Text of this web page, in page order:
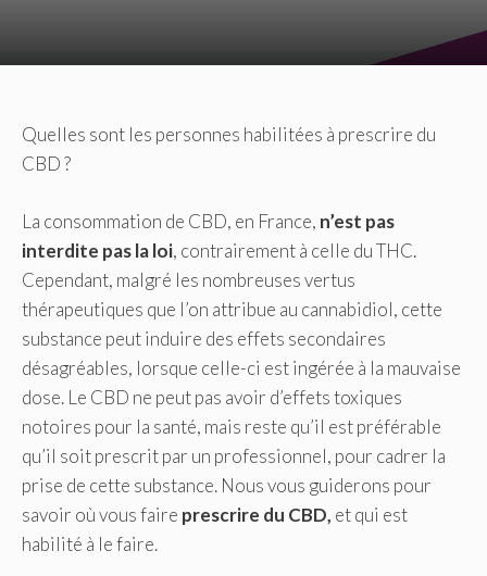
Quelles sont les personnes habilitées à prescrire du
CBD ?
La consommation de CBD, en France, n’est pas
interdite pas la loi, contrairement à celle du THC.
Cependant, malgré les nombreuses vertus
thérapeutiques que l’on attribue au cannabidiol, cette
substance peut induire des effets secondaires
désagréables, lorsque celle-ci est ingérée à la mauvaise
dose. Le CBD ne peut pas avoir d’effets toxiques
notoires pour la santé, mais reste qu’il est préférable
qu’il soit prescrit par un professionnel, pour cadrer la
prise de cette substance. Nous vous guiderons pour
savoir où vous faire prescrire du CBD, et qui est
habilité à le faire.